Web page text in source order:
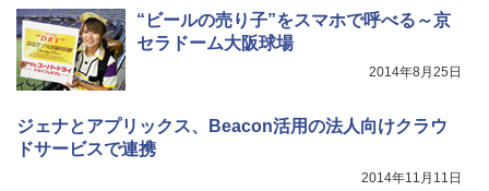
“ビールの売り子”をスマホで呼べる～京
セラドーム大阪球場
2014年8月25日
ジェナとアプリックス、Beacon活用の法人向けクラウ
ドサービスで連携
2014年11月11日